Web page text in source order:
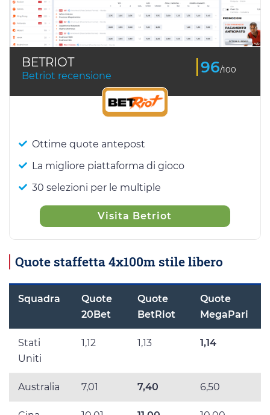
BETRIOT
Betriot recensione 96/100
Ottime quote antepost
La migliore piattaforma di gioco
30 selezioni per le multiple
Visita Betriot
Quote staffetta 4x100m stile libero
Squadra
Quote
20Bet
Quote
BetRiot
Quote
MegaPari
Stati
Uniti
1,12 1,13 1,14
Australia 7,01 7,40 6,50